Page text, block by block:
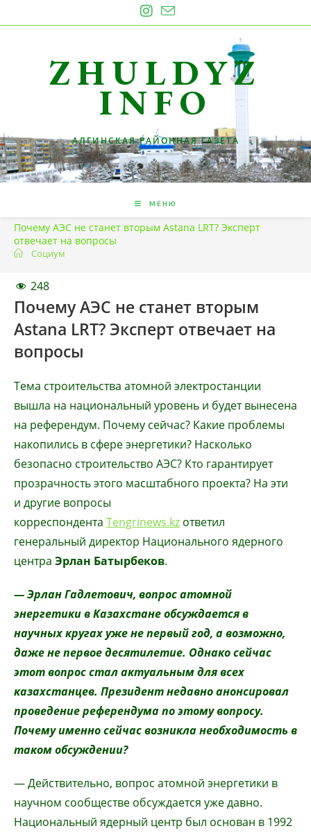
к
ZHULDYZ
INFO
АЛГИНСКАЯ РАЙОННАЯ ГАЗЕТА
МЕНЮ
Почему АЭС не станет вторым Astana LRT? Эксперт
отвечает на вопросы
Социум
248
Почему АЭС не станет вторым
Astana LRT? Эксперт отвечает на
вопросы
Тема строительства атомной электростанции
вышла на национальный уровень и будет вынесена
на референдум. Почему сейчас? Какие проблемы
накопились в сфере энергетики? Насколько
безопасно строительство АЭС? Кто гарантирует
прозрачность этого масштабного проекта? На эти
и другие вопросы
корреспондента Tengrinews.kz ответил
генеральный директор Национального ядерного
центра Эрлан Батырбеков.
— Эрлан Гадлетович, вопрос атомной
энергетики в Казахстане обсуждается в
научных кругах уже не первый год, а возможно,
даже не первое десятилетие. Однако сейчас
этот вопрос стал актуальным для всех
казахстанцев. Президент недавно анонсировал
проведение референдума по этому вопросу.
Почему именно сейчас возникла необходимость в
таком обсуждении?
— Действительно, вопрос атомной энергетики в
научном сообществе обсуждается уже давно.
Национальный ядерный центр был основан в 1992